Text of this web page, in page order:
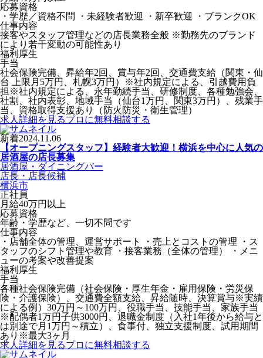
応募資格
・学歴／資格不問 ・未経験者歓迎 ・新卒歓迎 ・ブランクOK
仕事内容
接客やスタッフ管理などの店長業務全般 ※勤務先のブランド
により若干変動の可能性あり
福利厚生
手当
社会保険完備、昇給年2回、賞与年2回、交通費支給（関東・仙
台 上限月5万円、札幌3万円）※社内規定による、引越費用負
担※社内規定による、永年勤続手当、研修制度、各種勉強会、
社割、社内表彰、地域手当（仙台1万円、関東3万円）、残業手
当、資格取得支援あり（防火防災・衛生管理）
求人詳細を見るプロに無料相談する
新着2024.11.06
【オープニングスタッフ】経験者大歓迎！横浜を中心に人気の
居酒屋の店長募集
居酒屋・ダイニングバー
店長・店長候補
横浜市
正社員
月給40万円以上
応募資格
年齢・学歴など、一切不問です
仕事内容
・店舗全体の管理、運営サポート ・売上とコストの管理 ・ス
タッフのシフト管理や教育 ・接客業務（全体の管理） ・メニ
ューの考案や改善提案
福利厚生
手当
各種社会保険完備（社会保険・厚生年金・雇用保険・労災保
険・介護保険）、交通費全額支給、昇給随時、決算賞与※実績
による例）30万円～100万円、役職手当、技能手当、家族手当
※配偶者1万円子供3000円、退職金制度（入社1年後から給与と
は別途で月1万円～積立）、食事付、独立支援制度、試用期間
あり※最大3ヶ月
求人詳細を見るプロに無料相談する